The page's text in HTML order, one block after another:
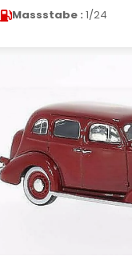
Massstabe : 1/24